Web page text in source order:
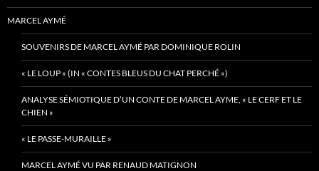
MARCEL AYMÉ
SOUVENIRS DE MARCEL AYMÉ PAR DOMINIQUE ROLIN
« LE LOUP » (IN « CONTES BLEUS DU CHAT PERCHÉ »)
ANALYSE SÉMIOTIQUE D’UN CONTE DE MARCEL AYME, « LE CERF ET LE
CHIEN »
« LE PASSE-MURAILLE »
MARCEL AYMÉ VU PAR RENAUD MATIGNON